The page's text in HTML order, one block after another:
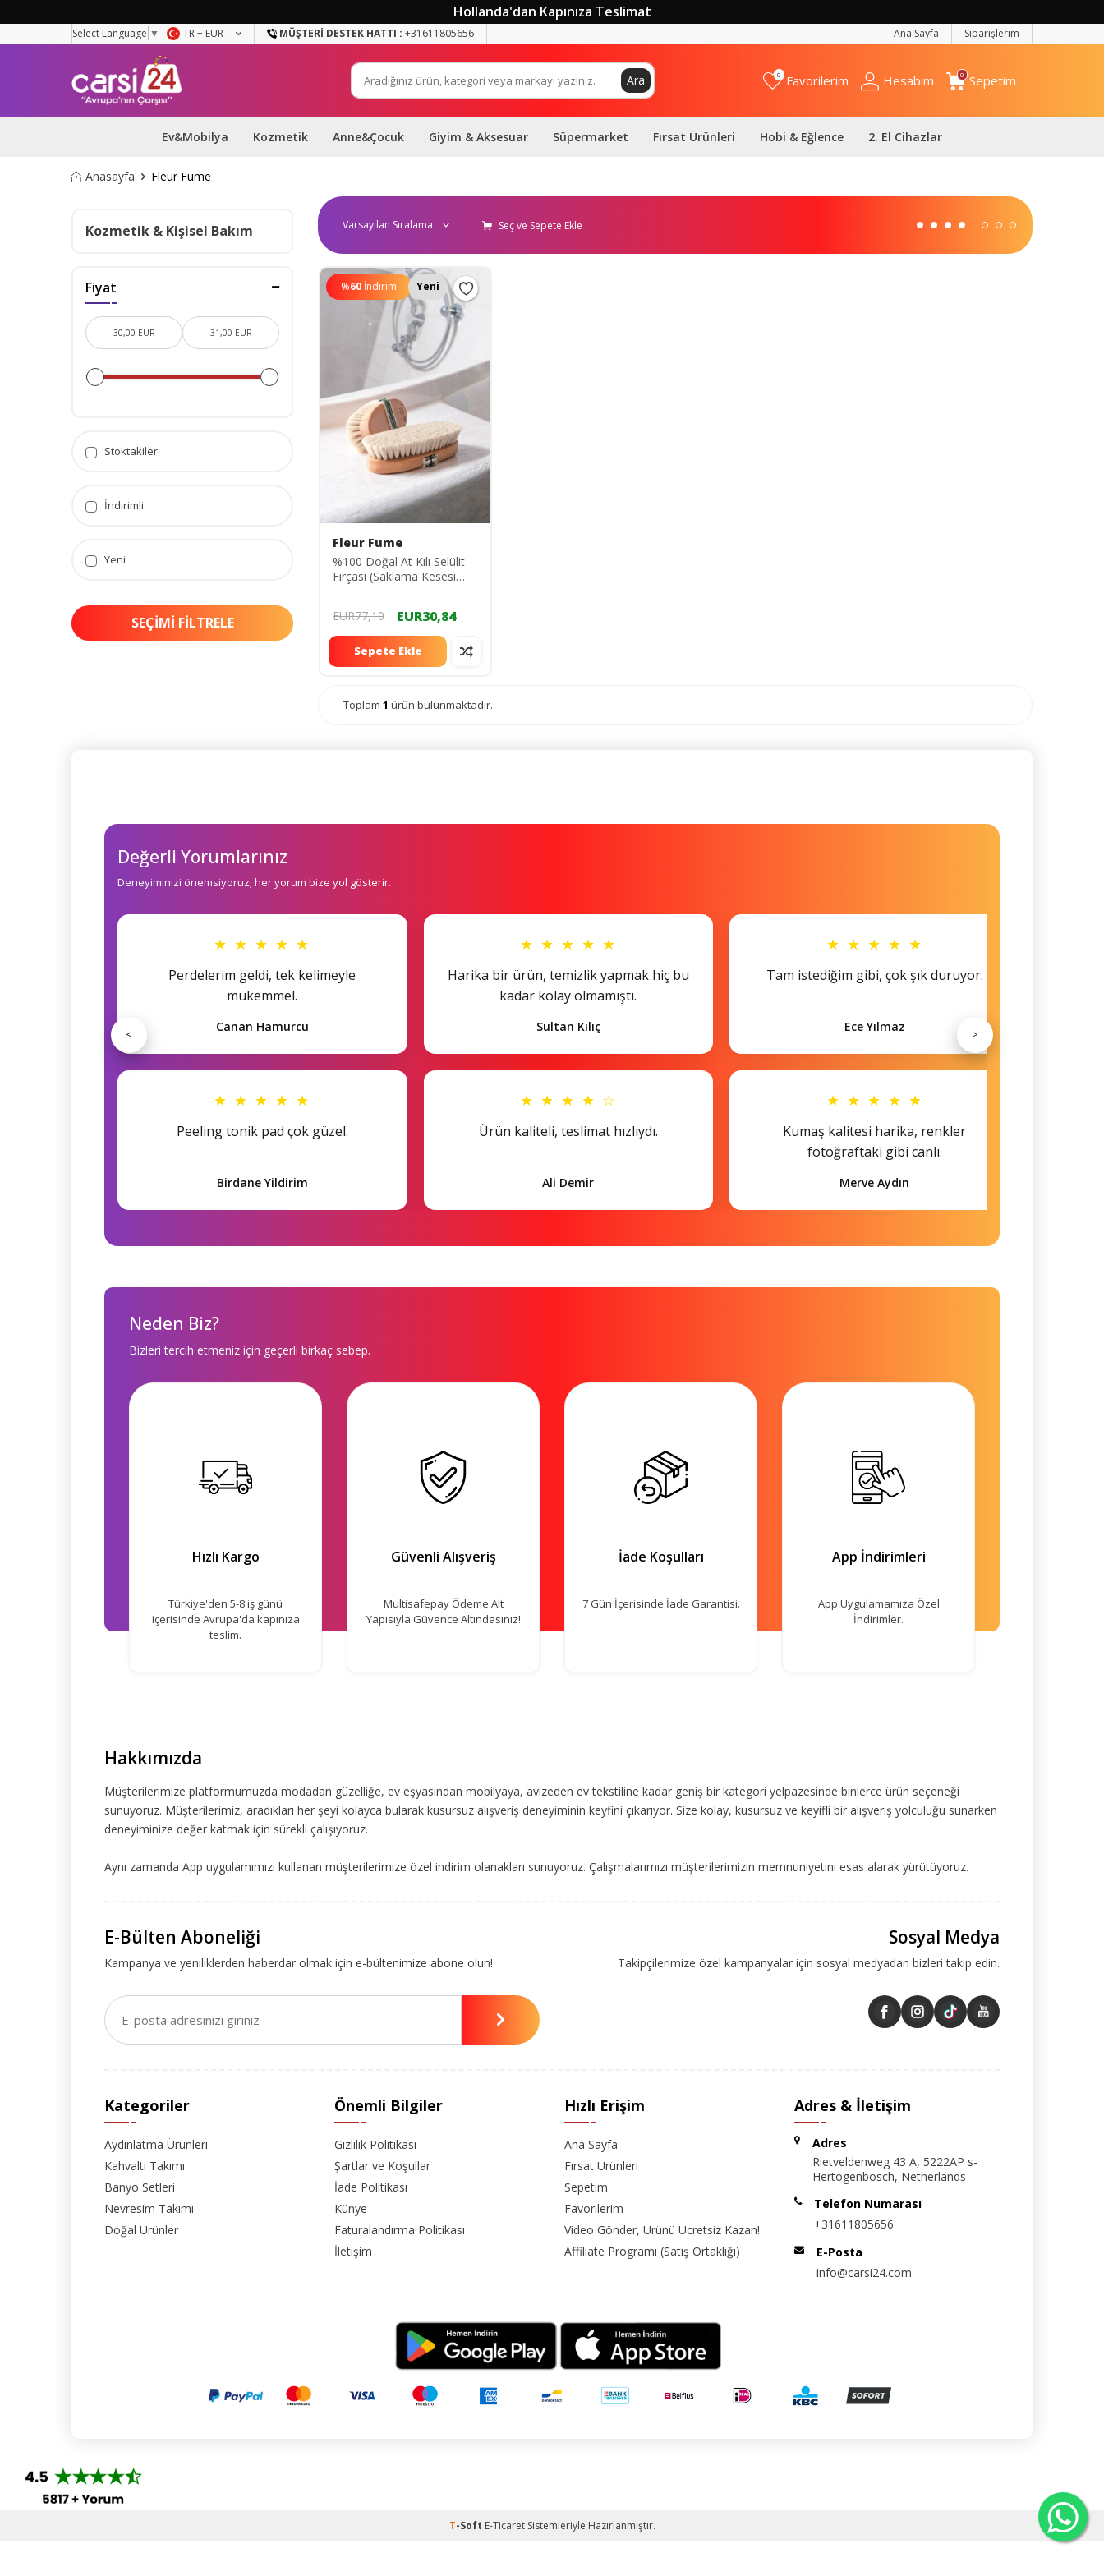
Hollanda'dan Kapınıza Teslimat
Select Language ▼ TR − EUR MÜŞTERI DESTEK HATTI : +31611805656 Ana Sayfa Siparişlerim
Ara 0 Favorilerim Hesabım 0 Sepetim
Ev&Mobilya Kozmetik Anne&Çocuk Giyim & Aksesuar Süpermarket Fırsat Ürünleri Hobi & Eğlence 2. El Cihazlar
Anasayfa Fleur Fume
Kozmetik & Kişisel Bakım
Fiyat
Stoktakiler
İndirimli
Yeni
SEÇIMI FILTRELE
Seç ve Sepete Ekle
%60 İndirim Yeni
Fleur Fume
%100 Doğal At Kılı Selülit
Fırçası (Saklama Kesesi
EUR77,10
EUR30,84
Sepete Ekle
Toplam 1 ürün bulunmaktadır.
Değerli Yorumlarınız
Deneyiminizi önemsiyoruz; her yorum bize yol gösterir.
★ ★ ★ ★ ★
Perdelerim geldi, tek kelimeyle
mükemmel.
Canan Hamurcu
★ ★ ★ ★ ★
Peeling tonik pad çok güzel.
Birdane Yildirim
★ ★ ★ ★ ★
Harika bir ürün, temizlik yapmak hiç bu
kadar kolay olmamıştı.
Sultan Kılıç
★ ★ ★ ★ ☆
Ürün kaliteli, teslimat hızlıydı.
Ali Demir
★ ★ ★ ★ ★
Tam istediğim gibi, çok şık duruyor.
Ece Yılmaz
★ ★ ★ ★ ★
Kumaş kalitesi harika, renkler
fotoğraftaki gibi canlı.
Merve Aydın
< >
Neden Biz?
Bizleri tercih etmeniz için geçerli birkaç sebep.
Hızlı Kargo
Türkiye'den 5-8 iş günü
içerisinde Avrupa'da kapınıza
teslim.
Güvenli Alışveriş
Multisafepay Ödeme Alt
Yapısıyla Güvence Altındasınız!
İade Koşulları
7 Gün İçerisinde İade Garantisi.
App İndirimleri
App Uygulamamıza Özel
İndirimler.
Hakkımızda
Müşterilerimize platformumuzda modadan güzelliğe, ev eşyasından mobilyaya, avizeden ev tekstiline kadar geniş bir kategori yelpazesinde binlerce ürün seçeneği
sunuyoruz. Müşterilerimiz, aradıkları her şeyi kolayca bularak kusursuz alışveriş deneyiminin keyfini çıkarıyor. Size kolay, kusursuz ve keyifli bir alışveriş yolculuğu sunarken
deneyiminize değer katmak için sürekli çalışıyoruz.
Aynı zamanda App uygulamımızı kullanan müşterilerimize özel indirim olanakları sunuyoruz. Çalışmalarımızı müşterilerimizin memnuniyetini esas alarak yürütüyoruz.
E-Bülten Aboneliği
Kampanya ve yeniliklerden haberdar olmak için e-bültenimize abone olun!
Sosyal Medya
Takipçilerimize özel kampanyalar için sosyal medyadan bizleri takip edin.
Kategoriler
Aydınlatma Ürünleri
Kahvaltı Takımı
Banyo Setleri
Nevresim Takımı
Doğal Ürünler
Önemli Bilgiler
Gizlilik Politikası
Şartlar ve Koşullar
İade Politikası
Künye
Faturalandırma Politikası
İletişim
Hızlı Erişim
Ana Sayfa
Fırsat Ürünleri
Sepetim
Favorilerim
Video Gönder, Ürünü Ücretsiz Kazan!
Affiliate Programı (Satış Ortaklığı)
Adres & İletişim
Adres
Rietveldenweg 43 A, 5222AP s-
Hertogenbosch, Netherlands
Telefon Numarası
+31611805656
E-Posta
info@carsi24.com
T-Soft E-TicaretSistemleriyle Hazırlanmıştır.